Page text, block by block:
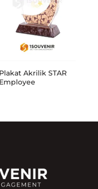
Plakat Akrilik STAR
Employee